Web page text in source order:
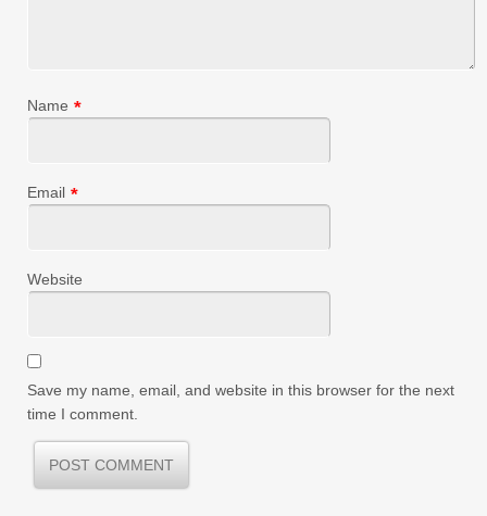
Name *
Email *
Website
Save my name, email, and website in this browser for the next
time I comment.